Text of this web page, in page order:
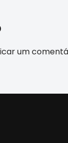
um